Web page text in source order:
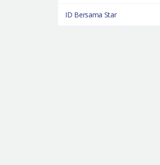
ID Bersama Star